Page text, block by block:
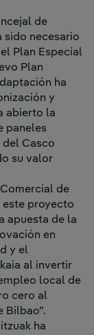
de
sido necesario
Plan Especial
Plan
ha
y
abierto la
paneles
Casco
su valor
de
este proyecto
apuesta de la
en
y el
al invertir
local de
cero al
Bilbao”.
ha